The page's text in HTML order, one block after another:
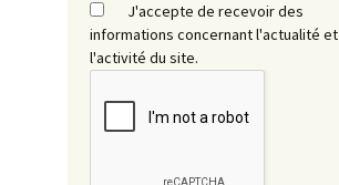
J'accepte de recevoir des
informations concernant l'actualité et
l'activité du site.